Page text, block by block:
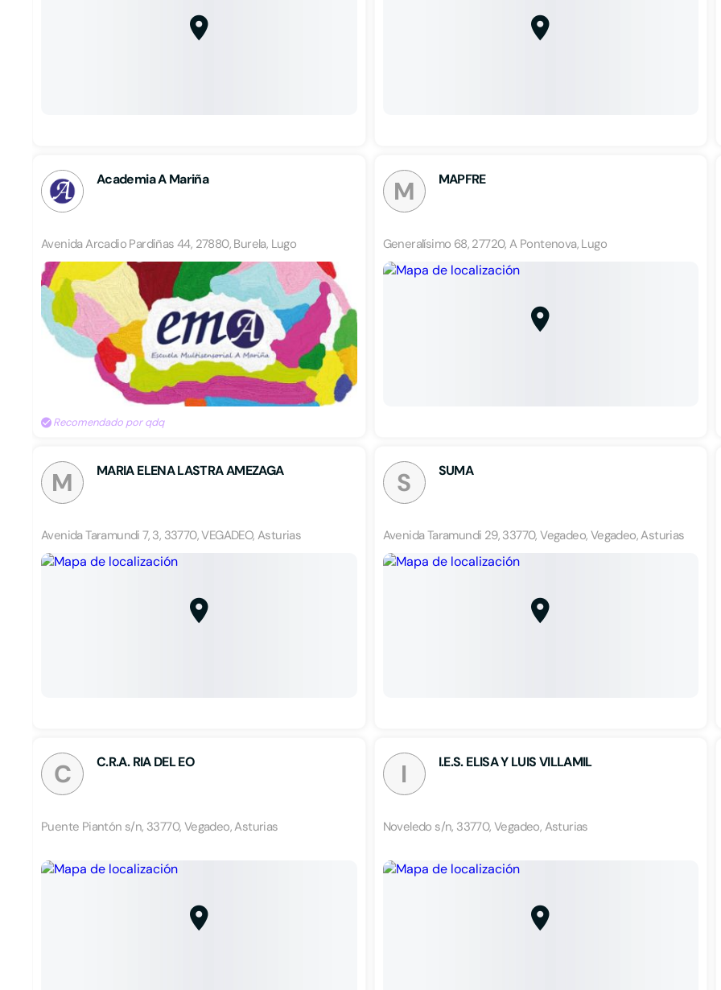
Academia A Mariña
Avenida Arcadio Pardiñas 44, 27880, Burela, Lugo
Recomendado por qdq
M MAPFRE
Generalísimo 68, 27720, A Pontenova, Lugo
M MARIA ELENA LASTRA AMEZAGA
Avenida Taramundi 7, 3, 33770, VEGADEO, Asturias
S SUMA
Avenida Taramundi 29, 33770, Vegadeo, Vegadeo, Asturias
C C.R.A. RIA DEL EO
Puente Piantón s/n, 33770, Vegadeo, Asturias
I I.E.S. ELISA Y LUIS VILLAMIL
Noveledo s/n, 33770, Vegadeo, Asturias